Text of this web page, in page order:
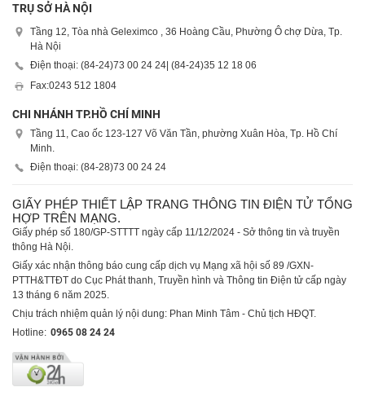
TRỤ SỞ HÀ NỘI
Tầng 12, Tòa nhà Geleximco , 36 Hoàng Cầu, Phường Ô chợ Dừa, Tp.
Hà Nội
Điện thoại: (84-24)73 00 24 24 | (84-24)35 12 18 06
Fax:0243 512 1804
CHI NHÁNH TP.HỒ CHÍ MINH
Tầng 11, Cao ốc 123-127 Võ Văn Tần, phường Xuân Hòa, Tp. Hồ Chí
Minh.
Điện thoại: (84-28)73 00 24 24
GIẤY PHÉP THIẾT LẬP TRANG THÔNG TIN ĐIỆN TỬ TỔNG
HỢP TRÊN MẠNG.
Giấy phép số 180/GP-STTTT ngày cấp 11/12/2024 - Sở thông tin và truyền
thông Hà Nội.
Giấy xác nhận thông báo cung cấp dịch vụ Mạng xã hội số 89 /GXN-
PTTH&TTĐT do Cục Phát thanh, Truyền hình và Thông tin Điện tử cấp ngày
13 tháng 6 năm 2025.
Chịu trách nhiệm quản lý nội dung: Phan Minh Tâm - Chủ tịch HĐQT.
Hotline: 0965 08 24 24